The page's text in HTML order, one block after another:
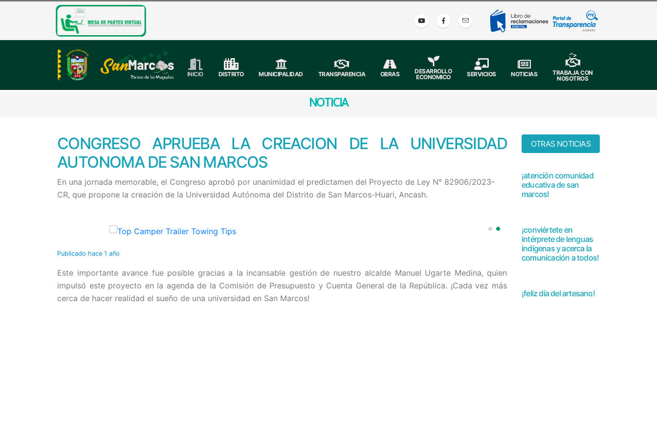
INICIO DISTRITO MUNICIPALIDAD TRANSPARENCIA OBRAS
DESARROLLO
ECONOMICO
SERVICIOS NOTICIAS
;">
TRABAJA CON
NOSOTROS
NOTICIA
CONGRESO APRUEBA LA CREACION DE LA UNIVERSIDAD
AUTONOMA DE SAN MARCOS
En una jornada memorable, el Congreso aprobó por unanimidad el predictamen del Proyecto de Ley N° 82906/2023-
CR, que propone la creación de la Universidad Autónoma del Distrito de San Marcos-Huari, Ancash.
Publicado hace 1 año
Este importante avance fue posible gracias a la incansable gestión de nuestro alcalde Manuel Ugarte Medina, quien
impulsó este proyecto en la agenda de la Comisión de Presupuesto y Cuenta General de la República. ¡Cada vez más
cerca de hacer realidad el sueño de una universidad en San Marcos!
OTRAS NOTICIAS
¡atención comunidad
educativa de san
marcos!
¡conviértete en
intérprete de lenguas
indígenas y acerca la
comunicación a todos!
¡feliz día del artesano!